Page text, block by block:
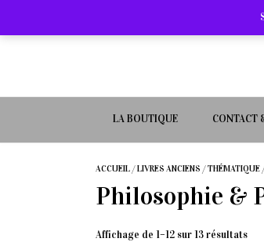
LA BOUTIQUE CONTACT
ACCUEIL /LIVRES ANCIENS /THÉMATIQUE
Philosophie &
Affichage de 1–12 sur 13 résultatsTrié